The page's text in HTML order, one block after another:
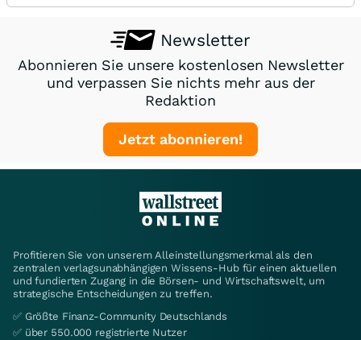
Newsletter
Abonnieren Sie unsere kostenlosen Newsletter
und verpassen Sie nichts mehr aus der
Redaktion
Jetzt abonnieren!
Profitieren Sie von unserem Alleinstellungsmerkmal als den
zentralen verlagsunabhängigen Wissens-Hub für einen aktuellen
und fundierten Zugang in die Börsen- und Wirtschaftswelt, um
strategische Entscheidungen zu treffen.
✅ Größte Finanz-Community Deutschlands
✅ über 550.000 registrierte Nutzer